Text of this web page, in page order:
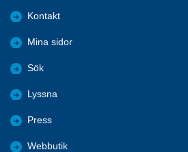
Kontakt
Mina sidor
Sök
Lyssna
Press
Webbutik